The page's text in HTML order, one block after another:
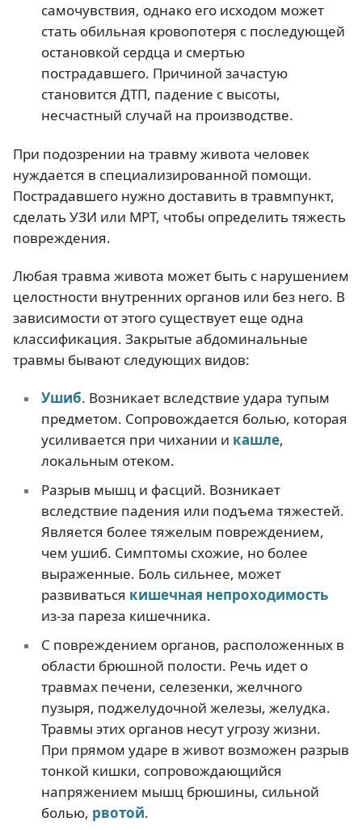
самочувствия, однако его исходом может
стать обильная кровопотеря с последующей
остановкой сердца и смертью
пострадавшего. Причиной зачастую
становится ДТП, падение с высоты,
несчастный случай на производстве.
При подозрении на травму живота человек
нуждается в специализированной помощи.
Пострадавшего нужно доставить в травмпункт,
сделать УЗИ или МРТ, чтобы определить тяжесть
повреждения.
Любая травма живота может быть с нарушением
целостности внутренних органов или без него. В
зависимости от этого существует еще одна
классификация. Закрытые абдоминальные
травмы бывают следующих видов:
Ушиб. Возникает вследствие удара тупым
предметом. Сопровождается болью, которая
усиливается при чихании и кашле,
локальным отеком.
Разрыв мышц и фасций. Возникает
вследствие падения или подъема тяжестей.
Является более тяжелым повреждением,
чем ушиб. Симптомы схожие, но более
выраженные. Боль сильнее, может
развиваться кишечная непроходимость
из-за пареза кишечника.
С повреждением органов, расположенных в
области брюшной полости. Речь идет о
травмах печени, селезенки, желчного
пузыря, поджелудочной железы, желудка.
Травмы этих органов несут угрозу жизни.
При прямом ударе в живот возможен разрыв
тонкой кишки, сопровождающийся
напряжением мышц брюшины, сильной
болью, рвотой.